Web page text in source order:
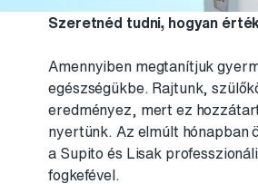
Szeretnéd tudni, hogyan
Amennyiben megtanítjuk
egészségükbe. Rajtunk,
eredményez, mert ez
nyertünk. Az elmúlt hónapban
a Supito és Lisak
fogkefével.